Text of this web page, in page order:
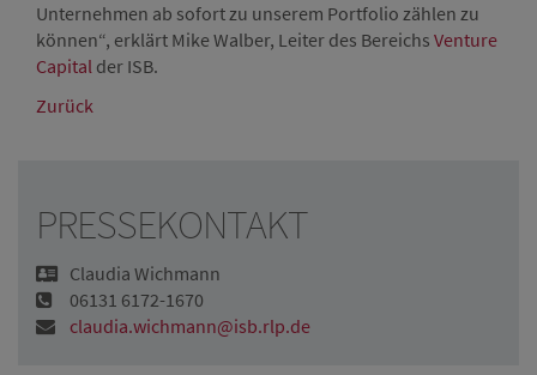
Unternehmen ab sofort zu unserem Portfolio zählen zu
können“, erklärt Mike Walber, Leiter des Bereichs Venture
Capital der ISB.
Zurück
PRESSEKONTAKT
Claudia Wichmann
06131 6172-1670
claudia.wichmann@isb.rlp.de